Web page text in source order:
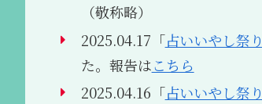
（敬称略）
2025.04.17「占いいやし祭り
た。報告はこちら
2025.04.16「占いいやし祭り